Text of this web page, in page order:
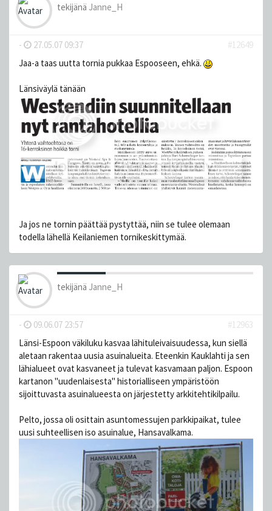
tekijänä Janne_H
- 27.05.07 09:37
#12649
Jaa-a taas uutta tornia pukkaa Espooseen, ehkä.
Länsiväylä tänään
Ja jos ne tornin päättää pystyttää, niin se tulee olemaan
todella lähellä Keilaniemen tornikeskittymää.
tekijänä Janne_H
- 09.06.07 23:57
#12963
Länsi-Espoon väkiluku kasvaa lähituleivaisuudessa, kun siellä
aletaan rakentaa uusia asuinalueita. Eteenkin Kauklahti ja sen
lähialueet ovat kasvaneet ja tulevat kasvamaan paljon. Espoon
kartanon ''uudenlaisesta'' historialliseen ympäristöön
sijoittuvasta asuinalueesta on järjestetty arkkitehtikilpailu.
Pelto, jossa oli osittain asuntomessujen parkkipaikat, tulee
uusi suhteellisen iso asuinalue, Hansavalkama.